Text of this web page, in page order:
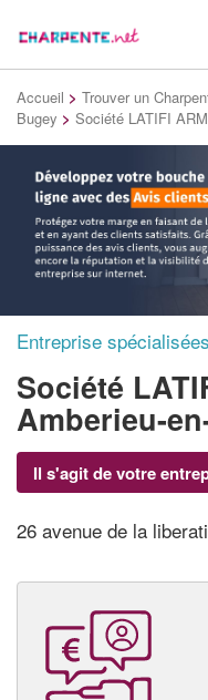
Accueil > Trouver un
Bugey > Société LATIFI
Entreprise
Société
Amberieu-
Il s'agit de votre
26 avenue de la